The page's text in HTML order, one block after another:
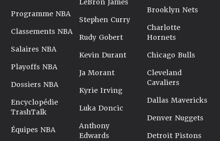
Programme NBA
Classements NBA
Salaires NBA
Playoffs NBA
Dossiers NBA
Encyclopédie
TrashTalk
Équipes NBA
LeBron James
Stephen Curry
Rudy Gobert
Kevin Durant
Ja Morant
Kyrie Irving
Luka Doncic
Anthony
Edwards
Brooklyn Nets
Charlotte
Hornets
Chicago Bulls
Cleveland
Cavaliers
Dallas Mavericks
Denver Nuggets
Detroit Pistons